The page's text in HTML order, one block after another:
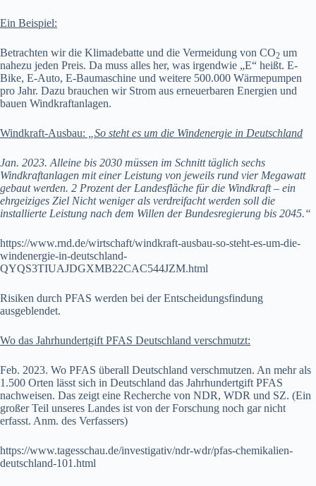
Ein Beispiel:
Betrachten wir die Klimadebatte und die Vermeidung von CO2 um
nahezu jeden Preis. Da muss alles her, was irgendwie „E“ heißt. E-
Bike, E-Auto, E-Baumaschine und weitere 500.000 Wärmepumpen
pro Jahr. Dazu brauchen wir Strom aus erneuerbaren Energien und
bauen Windkraftanlagen.
Windkraft-Ausbau: „So steht es um die Windenergie in Deutschland
Jan. 2023. Alleine bis 2030 müssen im Schnitt täglich sechs
Windkraftanlagen mit einer Leistung von jeweils rund vier Megawatt
gebaut werden. 2 Prozent der Landesfläche für die Windkraft – ein
ehrgeiziges Ziel Nicht weniger als verdreifacht werden soll die
installierte Leistung nach dem Willen der Bundesregierung bis 2045.“
https://www.rnd.de/wirtschaft/windkraft-ausbau-so-steht-es-um-die-
windenergie-in-deutschland-
QYQS3TIUAJDGXMB22CAC544JZM.html
Risiken durch PFAS werden bei der Entscheidungsfindung
ausgeblendet.
Wo das Jahrhundertgift PFAS Deutschland verschmutzt:
Feb. 2023. Wo PFAS überall Deutschland verschmutzen. An mehr als
1.500 Orten lässt sich in Deutschland das Jahrhundertgift PFAS
nachweisen. Das zeigt eine Recherche von NDR, WDR und SZ. (Ein
großer Teil unseres Landes ist von der Forschung noch gar nicht
erfasst. Anm. des Verfassers)
https://www.tagesschau.de/investigativ/ndr-wdr/pfas-chemikalien-
deutschland-101.html